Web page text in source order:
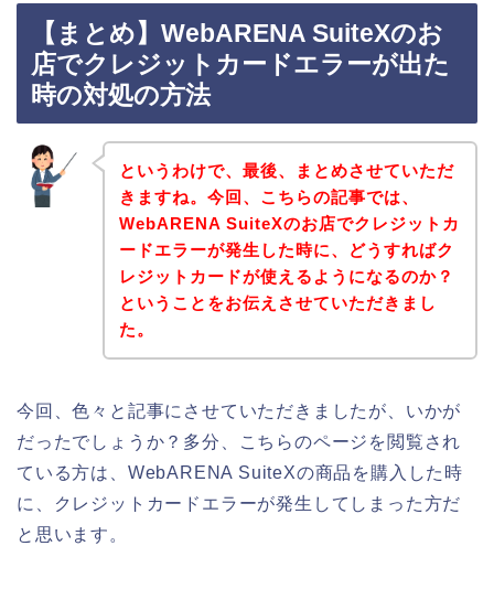
【まとめ】WebARENA SuiteXのお
店でクレジットカードエラーが出た
時の対処の方法
というわけで、最後、まとめさせていただ
きますね。今回、こちらの記事では、
WebARENA SuiteXのお店でクレジットカ
ードエラーが発生した時に、どうすればク
レジットカードが使えるようになるのか？
ということをお伝えさせていただきまし
た。
今回、色々と記事にさせていただきましたが、いかが
だったでしょうか？多分、こちらのページを閲覧され
ている方は、WebARENA SuiteXの商品を購入した時
に、クレジットカードエラーが発生してしまった方だ
と思います。